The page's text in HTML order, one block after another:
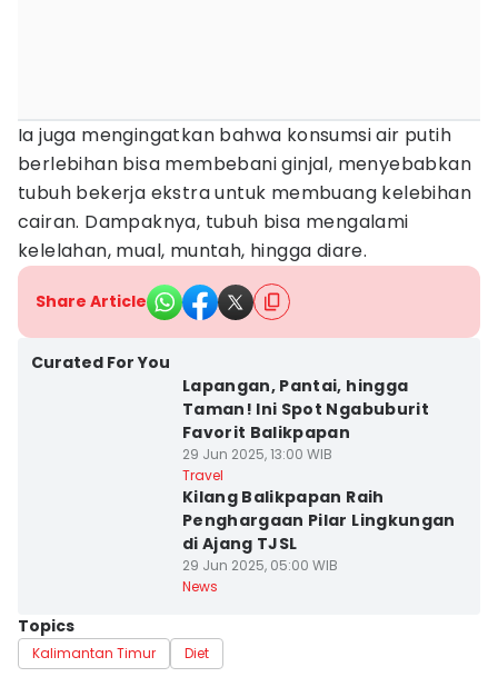
Ia juga mengingatkan bahwa konsumsi air putih
berlebihan bisa membebani ginjal, menyebabkan
tubuh bekerja ekstra untuk membuang kelebihan
cairan. Dampaknya, tubuh bisa mengalami
kelelahan, mual, muntah, hingga diare.
Share Article
Curated For You
Lapangan, Pantai, hingga
Taman! Ini Spot Ngabuburit
Favorit Balikpapan
29 Jun 2025, 13:00 WIB
Travel
Kilang Balikpapan Raih
Penghargaan Pilar Lingkungan
di Ajang TJSL
29 Jun 2025, 05:00 WIB
News
Topics
Kalimantan Timur Diet